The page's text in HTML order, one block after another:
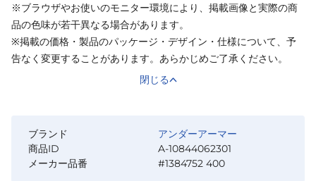
※ブラウザやお使いのモニター環境により、掲載画像と実際の商
品の色味が若干異なる場合があります。
※掲載の価格・製品のパッケージ・デザイン・仕様について、予
告なく変更することがあります。あらかじめご了承ください。
閉じる
ブランド
アンダーアーマー
商品ID
A-10844062301
メーカー品番
#1384752 400